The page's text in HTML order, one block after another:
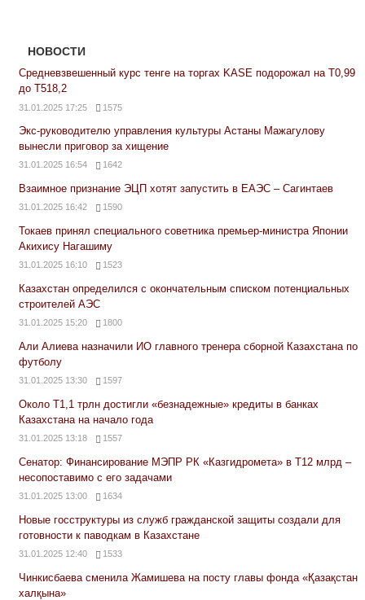
НОВОСТИ
Средневзвешенный курс тенге на торгах KASE подорожал на Т0,99
до Т518,2
31.01.2025 17:25 1575
Экс-руководителю управления культуры Астаны Мажагулову
вынесли приговор за хищение
31.01.2025 16:54 1642
Взаимное признание ЭЦП хотят запустить в ЕАЭС – Сагинтаев
31.01.2025 16:42 1590
Токаев принял специального советника премьер-министра Японии
Акихису Нагашиму
31.01.2025 16:10 1523
Казахстан определился с окончательным списком потенциальных
строителей АЭС
31.01.2025 15:20 1800
Али Алиева назначили ИО главного тренера сборной Казахстана по
футболу
31.01.2025 13:30 1597
Около Т1,1 трлн достигли «безнадежные» кредиты в банках
Казахстана на начало года
31.01.2025 13:18 1557
Сенатор: Финансирование МЭПР РК «Казгидромета» в Т12 млрд –
несопоставимо с его задачами
31.01.2025 13:00 1634
Новые госструктуры из служб гражданской защиты создали для
готовности к паводкам в Казахстане
31.01.2025 12:40 1533
Чинкисбаева сменила Жамишева на посту главы фонда «Қазақстан
халқына»